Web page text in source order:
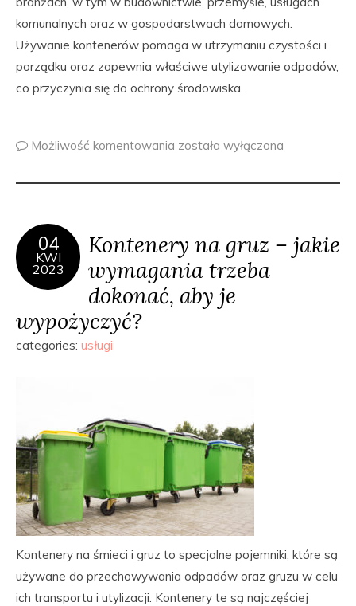
komunalnych oraz w gospodarstwach domowych.
Używanie kontenerów pomaga w utrzymaniu czystości i
porządku oraz zapewnia właściwe utylizowanie odpadów,
co przyczynia się do ochrony środowiska.
Możliwość komentowania została wyłączona
04
KWI
2023
Kontenery na gruz – jakie
wymagania trzeba
dokonać, aby je
wypożyczyć?
categories: usługi
Kontenery na śmieci i gruz to specjalne pojemniki, które są
używane do przechowywania odpadów oraz gruzu w celu
ich transportu i utylizacji. Kontenery te są najczęściej